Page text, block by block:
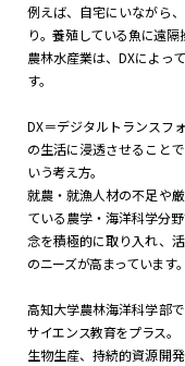
例えば、自宅にいながら
り。養殖している魚に遠隔
農林水産業は、DXによっ
す。
DX＝デジタルトランスフ
の生活に浸透させること
いう考え方。
就農・就漁人材の不足や
ている農学・海洋科学分
念を積極的に取り入れ、
のニーズが高まっています。
高知大学農林海洋科学部
サイエンス教育をプラス。
生物生産、持続的資源開